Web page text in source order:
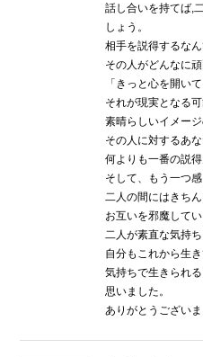
話し合いを持てば,
しょう。
相手を説得するな
その人がどんなに頑
「きっと心を開い
それが現実となる
素晴らしいイメー
その人に対するあ
何よりも一番の説
そして、もう一つ感
二人の間にはきち
お互いを邪魔して
二人が素直な気持
自分もこれから生
気持ちで生きられる
思いました。
ありがとうござい